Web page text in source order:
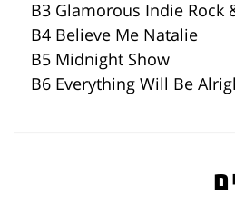
B3 Glamorous Indie Rock
B4 Believe Me Natalie
B5 Midnight Show
B6 Everything Will Be